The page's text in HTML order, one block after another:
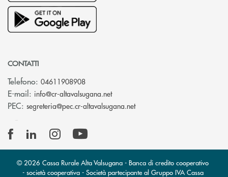
CONTATTI
Telefono: 04611908908
E-mail: info@cr-altavalsugana.net(si apre l’app di posta
PEC: segreteria@pec.cr-altavalsugana.net(si apre l’app di posta
© 2026 Cassa Rurale Alta Valsugana - Banca di credito cooperativo
- società cooperativa - Società partecipante al Gruppo IVA Cassa